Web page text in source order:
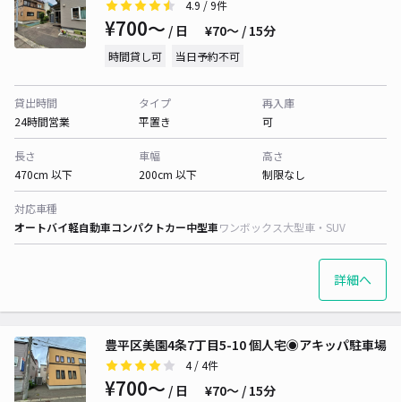
4.9 / 9件
¥700〜 / 日 ¥70〜 / 15分
時間貸し可 当日予約不可
貸出時間
24時間営業
タイプ
平置き
再入庫
可
長さ
470cm 以下
車幅
200cm 以下
高さ
制限なし
対応車種
オートバイ軽自動車コンパクトカー中型車ワンボックス大型車・SUV
詳細へ
豊平区美園4条7丁目5-10 個人宅◉アキッパ駐車場
4/ 4件
¥700〜 / 日 ¥70〜 / 15分